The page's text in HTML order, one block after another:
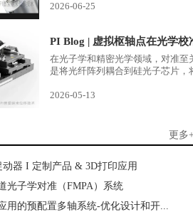
2026-06-25
PI Blog | 虚拟枢轴点在光学校
在光子学和精密光学领域，对准至
是将光纤阵列耦合到硅光子芯片，
2026-05-13
更多
器 I 定制产品 & 3D打印应用
光子学对准（FMPA）系统
用的预配置多轴系统-优化设计和开...